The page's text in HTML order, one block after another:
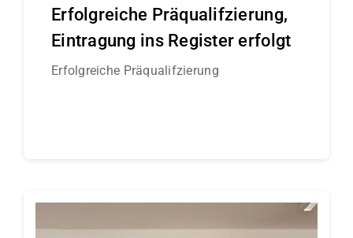
Erfolgreiche Präqualifzierung,
Eintragung ins Register erfolgt
Erfolgreiche Präqualifzierung